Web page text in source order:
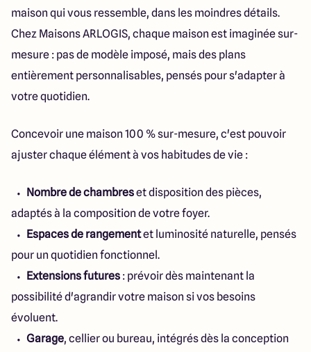
maison qui vous ressemble, dans les moindres détails.
Chez Maisons ARLOGIS, chaque maison est imaginée sur-
mesure : pas de modèle imposé, mais des plans
entièrement personnalisables, pensés pour s'adapter à
votre quotidien.
Concevoir une maison 100 % sur-mesure, c'est pouvoir
ajuster chaque élément à vos habitudes de vie :
Nombre de chambreset disposition des pièces,
adaptés à la composition de votre foyer.
Espaces de rangementet luminosité naturelle, pensés
pour un quotidien fonctionnel.
Extensions futures : prévoir dès maintenant la
possibilité d'agrandir votre maison si vos besoins
évoluent.
Garage, cellier ou bureau, intégrés dès la conception